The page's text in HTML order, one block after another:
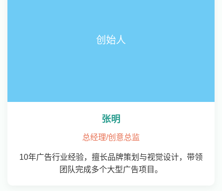
创始人
张明
总经理/创意总监
10年广告行业经验，擅长品牌策划与视觉设计，带领
团队完成多个大型广告项目。